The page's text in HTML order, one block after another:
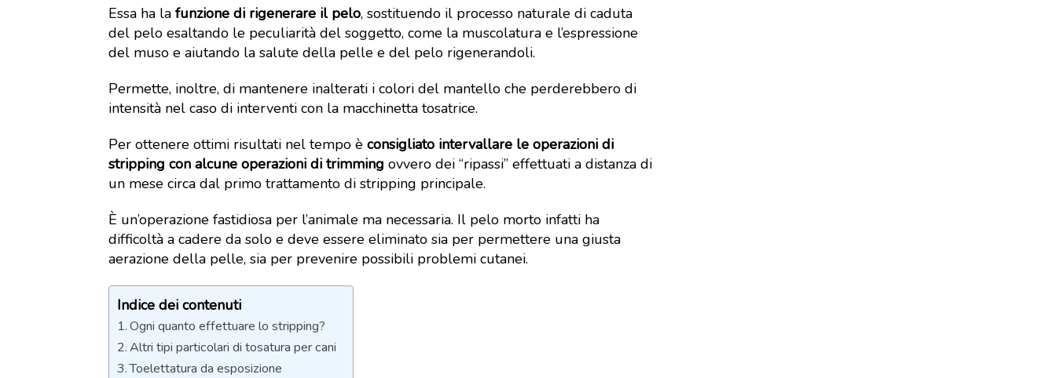
Essa ha la funzione di rigenerare il pelo, sostituendo il processo naturale di caduta
del pelo esaltando le peculiarità del soggetto, come la muscolatura e l’espressione
del muso e aiutando la salute della pelle e del pelo rigenerandoli.
Permette, inoltre, di mantenere inalterati i colori del mantello che perderebbero di
intensità nel caso di interventi con la macchinetta tosatrice.
Per ottenere ottimi risultati nel tempo è consigliato intervallare le operazioni di
stripping con alcune operazioni di trimming ovvero dei “ripassi” effettuati a distanza di
un mese circa dal primo trattamento di stripping principale.
È un’operazione fastidiosa per l’animale ma necessaria. Il pelo morto infatti ha
difficoltà a cadere da solo e deve essere eliminato sia per permettere una giusta
aerazione della pelle, sia per prevenire possibili problemi cutanei.
Indice dei contenuti
Ogni quanto effettuare lo stripping?
Altri tipi particolari di tosatura per cani
Toelettatura da esposizione